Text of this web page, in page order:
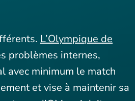
L’Olympique de
problèmes internes,
avec minimum le match
et vise à maintenir sa